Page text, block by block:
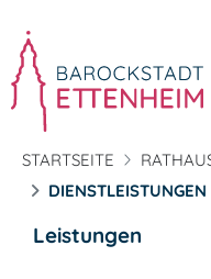
STARTSEITE
DIENSTLEISTUNGEN
Leistungen